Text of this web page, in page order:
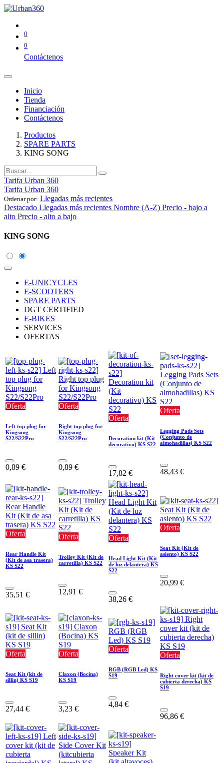
0
0
Contáctenos
Inicio
Tienda
Financiación
Contáctenos
Productos
SPARE PARTS
KING SONG
Tarifa Urban 360
Tarifa Urban 360
Ordenar por: Llegadas más recientes
Destacado Llegadas más recientes Nombre (A-Z) Precio - bajo a
alto Precio - alto a bajo
KING SONG
E-UNICYCLES
E-SCOOTERS
SPARE PARTS
DGT CERTIFIED
E-BIKES
SERVICES
OFERTAS
Oferta
Left top plug for
Kingsong
S22/S22Pro
0,89 €
Oferta
Right top plug for
Kingsong
S22/S22Pro
0,89 €
Oferta
Decoration kit (Kit
decorativo) KS S22
17,82 €
Oferta
Legging Pads Sets
(Conjunto de
almohadillas) KS S22
48,43 €
Oferta
Rear Handle Kit
(Kit de asa trasera)
KS S22
35,51 €
Oferta
Trolley Kit (Kit de
carretilla) KS S22
12,91 €
Oferta
Head Light Kit (Kit
de luz delantera) KS
S22
38,26 €
Oferta
Seat Kit (Kit de
asiento) KS S22
20,99 €
Oferta
Seat Kit (kit de
sillin) KS S19
27,44 €
Oferta
Claxon (Bocina)
KS S19
3,23 €
Oferta
RGB (RGB Led) KS
S19
4,84 €
Oferta
Right cover kit (kit de
cubierta derecha) KS
S19
96,86 €